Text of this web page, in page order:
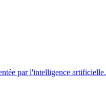
par l'intelligence artificielle.​​